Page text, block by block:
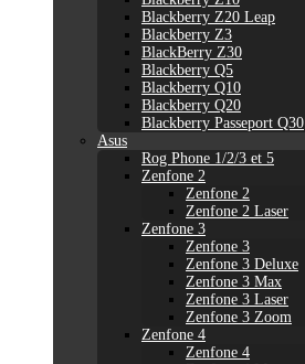
Blackberry Z20 Leap
Blackberry Z3
BlackBerry Z30
Blackberry Q5
Blackberry Q10
Blackberry Q20
Blackberry Passeport Q30
Asus
Rog Phone 1/2/3 et 5
Zenfone 2
Zenfone 2
Zenfone 2 Laser
Zenfone 3
Zenfone 3
Zenfone 3 Deluxe
Zenfone 3 Max
Zenfone 3 Laser
Zenfone 3 Zoom
Zenfone 4
Zenfone 4